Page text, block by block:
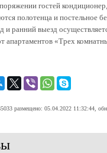
гостей
полотенца и постельное
и ранний выезд
апартаментов «Трех
размещено: 05.04.2022 11:32:44,